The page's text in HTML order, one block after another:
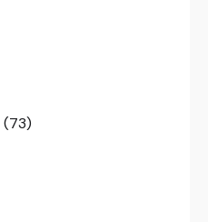
(73)